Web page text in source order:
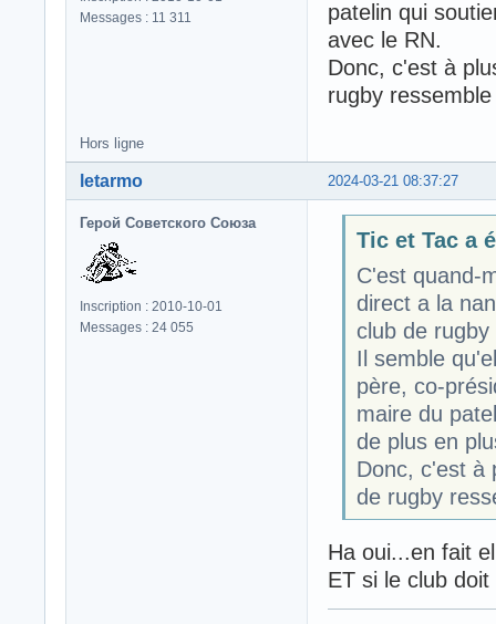
Messages : 11 311
patelin qui
avec le RN.
Donc, c'est à
rugby
Hors ligne
2024-03-21 08:37:27
letarmo
Герой Советского Союза
Inscription : 2010-10-01
Messages : 24 055
Tic et Tac a
C'est quand-
direct a la
club de rugby
Il semble
père, co-
maire du
de plus en
Donc, c'est à
de rugby
Ha oui...en fait
ET si le club